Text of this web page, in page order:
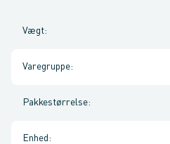
Vægt:
Varegruppe:
Pakkestørrelse:
Enhed :